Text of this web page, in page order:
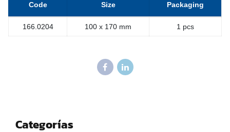
Code Size Packaging
166.0204 100 x 170 mm 1 pcs
Categorías